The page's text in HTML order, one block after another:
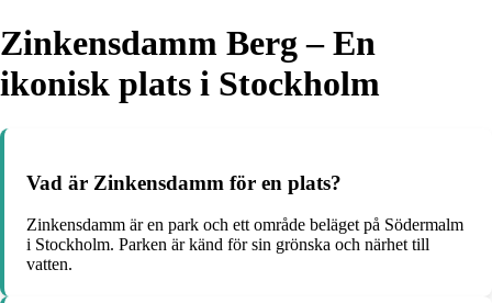
Zinkensdamm Berg – En
ikonisk plats i Stockholm
Vad är Zinkensdamm för en plats?
Zinkensdamm är en park och ett område beläget på Södermalm
i Stockholm. Parken är känd för sin grönska och närhet till
vatten.